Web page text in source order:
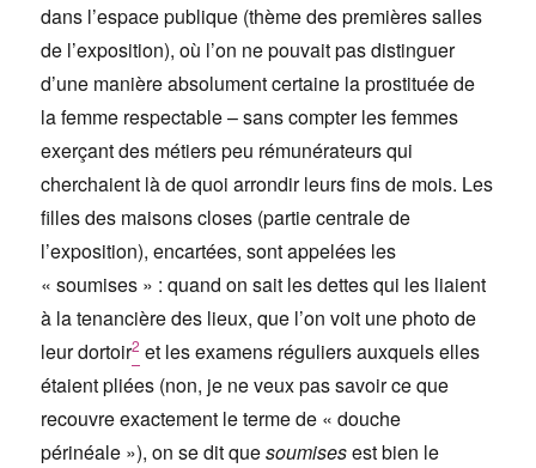
dans l’espace publique (thème des premières salles
de l’exposition), où l’on ne pouvait pas distinguer
d’une manière absolument certaine la prostituée de
la femme respectable – sans compter les femmes
exerçant des métiers peu rémunérateurs qui
cherchaient là de quoi arrondir leurs fins de mois. Les
filles des maisons closes (partie centrale de
l’exposition), encartées, sont appelées les
« soumises » : quand on sait les dettes qui les liaient
à la tenancière des lieux, que l’on voit une photo de
leur dortoir2 et les examens réguliers auxquels elles
étaient pliées (non, je ne veux pas savoir ce que
recouvre exactement le terme de « douche
périnéale »), on se dit quesoumisesest bien le